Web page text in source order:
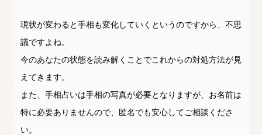
現状が変わると手相も変化していくというのですから、不思
議ですよね。
今のあなたの状態を読み解くことでこれからの対処方法が見
えてきます。
また、手相占いは手相の写真が必要となりますが、お名前は
特に必要ありませんので、匿名でも安心してご相談くださ
い。